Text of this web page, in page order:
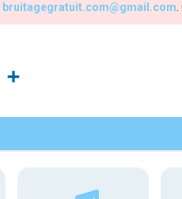
bruitagegratuit.com@gmail.com